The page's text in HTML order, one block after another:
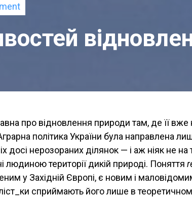
про відновлення природи там, де її
політика України була направлена
досі нерозораних ділянок — і аж ніяк не
людиною території дикій природі. Поняття
у Західній Європі, є новим і маловідомим
сприймають його лише в